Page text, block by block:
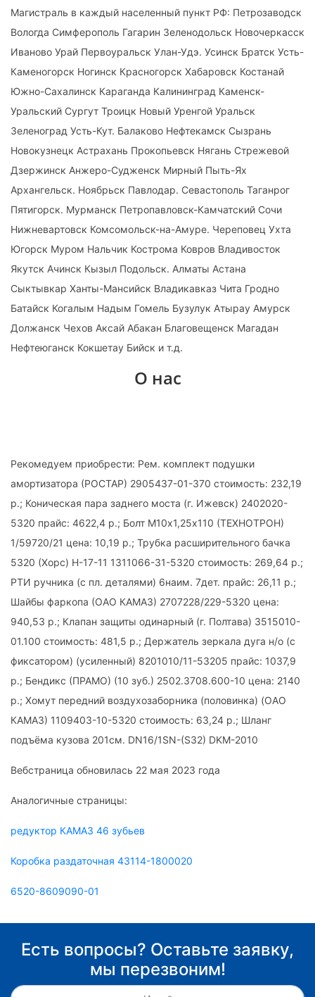
Магистраль в каждый населенный пункт РФ: Петрозаводск
Вологда Симферополь Гагарин Зеленодольск Новочеркасск
Иваново Урай Первоуральск Улан-Удэ. Усинск Братск Усть-
Каменогорск Ногинск Красногорск Хабаровск Костанай
Южно-Сахалинск Караганда Калининград Каменск-
Уральский Сургут Троицк Новый Уренгой Уральск
Зеленоград Усть-Кут. Балаково Нефтекамск Сызрань
Новокузнецк Астрахань Прокопьевск Нягань Стрежевой
Дзержинск Анжеро-Судженск Мирный Пыть-Ях
Архангельск. Ноябрьск Павлодар. Севастополь Таганрог
Пятигорск. Мурманск Петропавловск-Камчатский Сочи
Нижневартовск Комсомольск-на-Амуре. Череповец Ухта
Югорск Муром Нальчик Кострома Ковров Владивосток
Якутск Ачинск Кызыл Подольск. Алматы Астана
Сыктывкар Ханты-Мансийск Владикавказ Чита Гродно
Батайск Когалым Надым Гомель Бузулук Атырау Амурск
Должанск Чехов Аксай Абакан Благовещенск Магадан
Нефтеюганск Кокшетау Бийск и т.д.
О нас
Рекомедуем приобрести: Рем. комплект подушки
амортизатора (РОСТАР) 2905437-01-370 стоимость: 232,19
р.; Коническая пара заднего моста (г. Ижевск) 2402020-
5320 прайс: 4622,4 р.; Болт М10х1,25х110 (ТЕХНОТРОН)
1/59720/21 цена: 10,19 р.; Трубка расширительного бачка
5320 (Хорс) Н-17-11 1311066-31-5320 стоимость: 269,64 р.;
РТИ ручника (с пл. деталями) 6наим. 7дет. прайс: 26,11 р.;
Шайбы фаркопа (ОАО КАМАЗ) 2707228/229-5320 цена:
940,53 р.; Клапан защиты одинарный (г. Полтава) 3515010-
01.100 стоимость: 481,5 р.; Держатель зеркала дуга н/о (с
фиксатором) (усиленный) 8201010/11-53205 прайс: 1037,9
р.; Бендикс (ПРАМО) (10 зуб.) 2502.3708.600-10 цена: 2140
р.; Хомут передний воздухозаборника (половинка) (ОАО
КАМАЗ) 1109403-10-5320 стоимость: 63,24 р.; Шланг
подъёма кузова 201см. DN16/1SN-(S32) DKM-2010
Вебстраница обновилась 22 мая 2023 года
Аналогичные страницы:
редуктор КАМАЗ 46 зубьев
Коробка раздаточная 43114-1800020
6520-8609090-01
Есть вопросы? Оставьте заявку,
мы перезвоним!